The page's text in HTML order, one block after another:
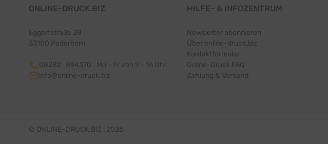
ONLINE-DRUCK.BIZ
Eggertstraße 28
33100 Paderborn
08282 894370
Mo - Fr von 9 - 16 Uhr
info@online-druck.biz
HILFE- & INFOZENTRUM
Newsletter abonnieren
Über online-druck.biz
Kontaktformular
Online-Druck FAQ
Zahlung & Versand
© ONLINE-DRUCK.BIZ | 2026